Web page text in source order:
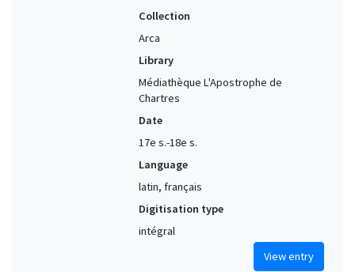
Collection
Arca
Library
Médiathèque L'Apostrophe de
Chartres
Date
17e s.-18e s.
Language
latin, français
Digitisation type
intégral
View entry